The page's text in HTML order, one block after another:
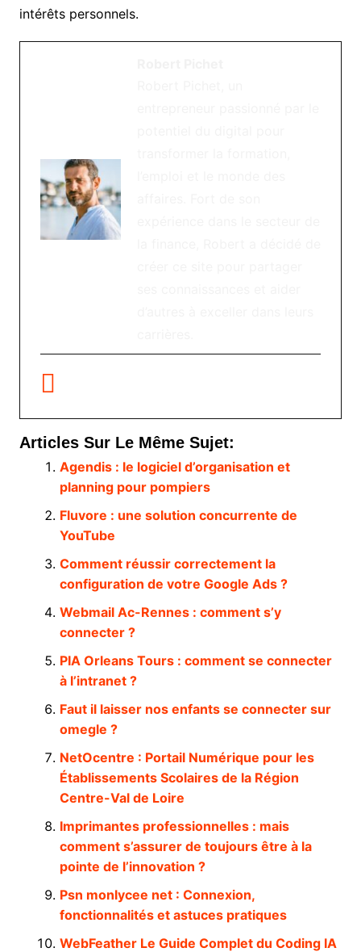
intérêts personnels.
Articles Sur Le Même Sujet:
Agendis : le logiciel d’organisation et
planning pour pompiers
Fluvore : une solution concurrente de
YouTube
Comment réussir correctement la
configuration de votre Google Ads ?
Webmail Ac-Rennes : comment s’y
connecter ?
PIA Orleans Tours : comment se connecter
à l’intranet ?
Faut il laisser nos enfants se connecter sur
omegle ?
NetOcentre : Portail Numérique pour les
Établissements Scolaires de la Région
Centre-Val de Loire
Imprimantes professionnelles : mais
comment s’assurer de toujours être à la
pointe de l’innovation ?
Psn monlycee net : Connexion,
fonctionnalités et astuces pratiques
WebFeather Le Guide Complet du Coding IA